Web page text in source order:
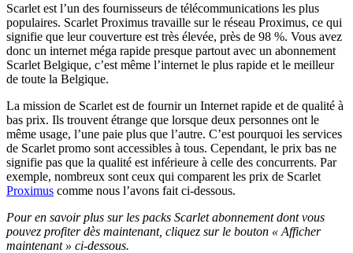
Scarlet est l’un des fournisseurs de télécommunications les plus
populaires. Scarlet Proximus travaille sur le réseau Proximus, ce qui
signifie que leur couverture est très élevée, près de 98 %. Vous avez
donc un internet méga rapide presque partout avec un abonnement
Scarlet Belgique, c’est même l’internet le plus rapide et le meilleur
de toute la Belgique.
La mission de Scarlet est de fournir un Internet rapide et de qualité à
bas prix. Ils trouvent étrange que lorsque deux personnes ont le
même usage, l’une paie plus que l’autre. C’est pourquoi les services
de Scarlet promo sont accessibles à tous. Cependant, le prix bas ne
signifie pas que la qualité est inférieure à celle des concurrents. Par
exemple, nombreux sont ceux qui comparent les prix de Scarlet
Proximus comme nous l’avons fait ci-dessous.
Pour en savoir plus sur les packs Scarlet abonnement dont vous
pouvez profiter dès maintenant, cliquez sur le bouton « Afficher
maintenant » ci-dessous.